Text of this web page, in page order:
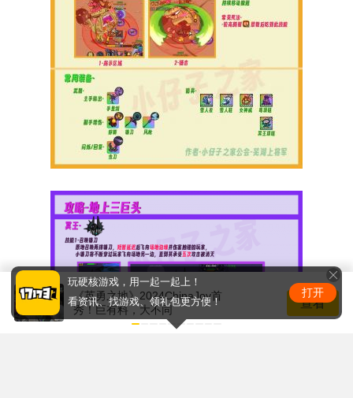
《英勇之地》2024ChinaJoy首
秀！巨有料，大不同
查看
玩硬核游戏，用一起一起上！
看资讯、找游戏、领礼包更方便！
打开